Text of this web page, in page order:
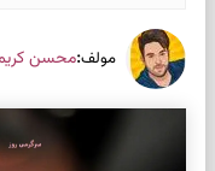
مولف:محسن